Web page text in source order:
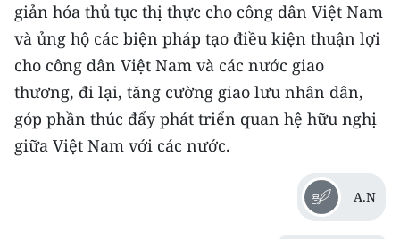
Bắc Trung Bộ
Duyên hải Nam Trung Bộ và Tây
Nguyên
Đông Nam Bộ
giản hóa thủ tục thị thực cho công dân Việt Nam
và ủng hộ các biện pháp tạo điều kiện thuận lợi
cho công dân Việt Nam và các nước giao
thương, đi lại, tăng cường giao lưu nhân dân,
góp phần thúc đẩy phát triển quan hệ hữu nghị
giữa Việt Nam với các nước.
A.N